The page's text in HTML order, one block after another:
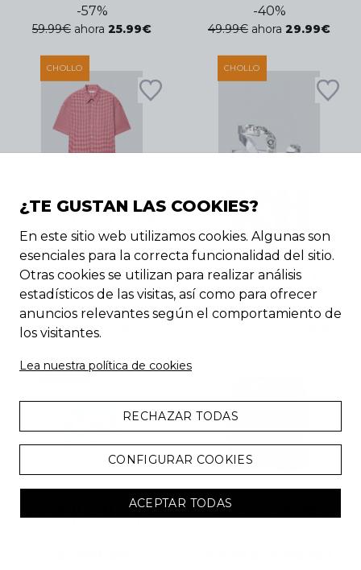
-57%
59.99€ ahora 25.99€
-40%
49.99€ ahora 29.99€
CHOLLO
CAMISA
ESTAMPADA |
HOMBRE
- 57%
22.99€ ahora
CHOLLO
SANDALIAS
PLATEADAS |
MUJER
-50%
CHOLLO
¿TE GUSTAN LAS COOKIES?
En este sitio web utilizamos cookies. Algunas son
esenciales para la correcta funcionalidad del sitio.
Otras cookies se utilizan para realizar análisis
estadísticos de las visitas, así como para ofrecer
anuncios relevantes según el comportamiento de
los visitantes.
Lea nuestra política de cookies
RECHAZAR TODAS
CONFIGURAR COOKIES
ACEPTAR TODAS